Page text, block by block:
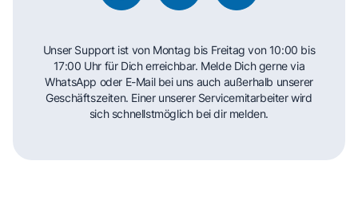
Unser Support ist von Montag bis Freitag von 10:00 bis
17:00 Uhr für Dich erreichbar. Melde Dich gerne via
WhatsApp oder E-Mail bei uns auch außerhalb unserer
Geschäftszeiten. Einer unserer Servicemitarbeiter wird
sich schnellstmöglich bei dir melden.